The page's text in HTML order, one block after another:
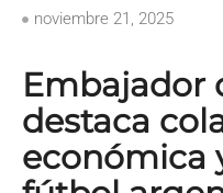
noviembre 21, 2025
Embajador
destaca
económica